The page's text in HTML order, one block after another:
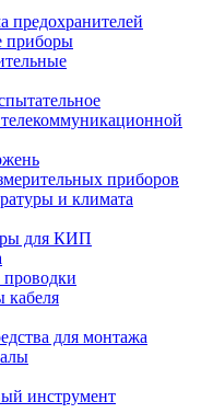
предохранителей
приборы
приборов
и климата
для КИП
проводки
кабеля
для монтажа
инструмент